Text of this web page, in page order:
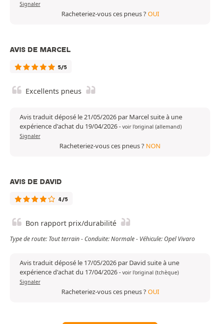
Signaler
Racheteriez-vous ces pneus ?OUI
AVIS DE MARCEL
5/5
Excellents pneus
Avis traduit déposé le 21/05/2026 par Marcel suite à une
expérience d'achat du 19/04/2026- voir l'original (allemand)
Signaler
Racheteriez-vous ces pneus ? NON
AVIS DE DAVID
4/5
Bon rapport prix/durabilité
Type de route: Tout terrain - Conduite: Normale - Véhicule: Opel Vivaro
Avis traduit déposé le 17/05/2026 par David suite à une
expérience d'achat du 17/04/2026- voir l'original (tchèque)
Signaler
Racheteriez-vous ces pneus ?OUI